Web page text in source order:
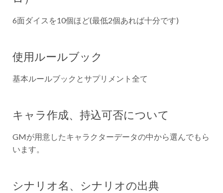
6面ダイスを10個ほど(最低2個あれば十分です)
使用ルールブック
基本ルールブックとサプリメント全て
キャラ作成、持込可否について
GMが用意したキャラクターデータの中から選んでもら
います。
シナリオ名、シナリオの出典